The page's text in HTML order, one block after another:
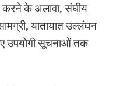
करने के अलावा, संघीय
यातायात उल्लंघन
उपयोगी सूचनाओं तक